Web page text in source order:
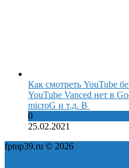
Как смотреть YouTube
YouTube Vanced нет в
microG и т.д. В
0
25.02.2021
fpmp39.ru © 2026